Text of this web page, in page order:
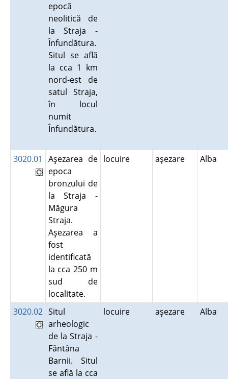
epocă
neolitică de
la Straja -
Înfundătura.
Situl se află
la cca 1 km
nord-est de
satul Straja,
în locul
numit
Înfundătura.
3020.01
Aşezarea de
epoca
bronzului de
la Straja -
Măgura
Straja.
Aşezarea a
fost
identificată
la cca 250 m
sud de
localitate.
locuire aşezare Alba
3020.02 Situl
arheologic
de la Straja -
Fântâna
Barnii. Situl
se află la cca
locuire aşezare Alba